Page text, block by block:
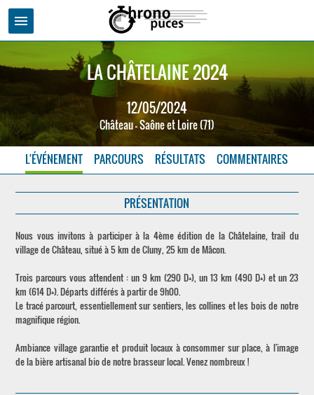
menu
LA CHÂTELAINE 2024
12/05/2024
Château - Saône et Loire (71)
L'ÉVÉNEMENT PARCOURS RÉSULTATS COMMENTAIRES
PRÉSENTATION
Nous vous invitons à participer à la 4ème édition de la Châtelaine, trail du
village de Château, situé à 5 km de Cluny, 25 km de Mâcon.
Trois parcours vous attendent : un 9 km (290 D+), un 13 km (490 D+) et un 23
km (614 D+). Départs différés à partir de 9h00.
Le tracé parcourt, essentiellement sur sentiers, les collines et les bois de notre
magnifique région.
Ambiance village garantie et produit locaux à consommer sur place, à l'image
de la bière artisanal bio de notre brasseur local. Venez nombreux !